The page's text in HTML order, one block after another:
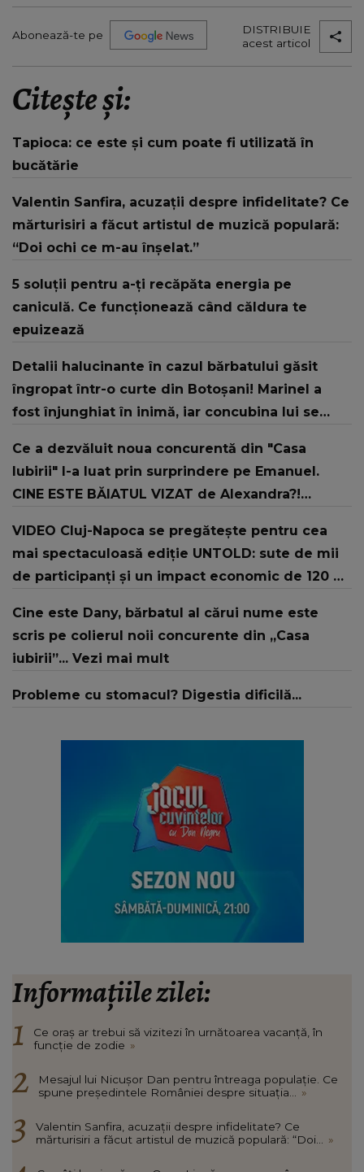
Abonează-te pe
DISTRIBUIE
acest articol
Citește și:
Tapioca: ce este și cum poate fi utilizată în
bucătărie
Valentin Sanfira, acuzații despre infidelitate? Ce
mărturisiri a făcut artistul de muzică populară:
“Doi ochi ce m-au înșelat.”
5 soluții pentru a-ți recăpăta energia pe
caniculă. Ce funcționează când căldura te
epuizează
Detalii halucinante în cazul bărbatului găsit
îngropat într-o curte din Botoșani! Marinel a
fost înjunghiat în inimă, iar concubina lui se
Ce a dezvăluit noua concurentă din "Casa
Iubirii" l-a luat prin surprindere pe Emanuel.
CINE ESTE BĂIATUL VIZAT de Alexandra?!
RECUNOSCUT IMEDIAT: "Am avut..."
VIDEO Cluj-Napoca se pregătește pentru cea
mai spectaculoasă ediție UNTOLD: sute de mii
de participanți și un impact economic de 120 de
Cine este Dany, bărbatul al cărui nume este
scris pe colierul noii concurente din „Casa
iubirii”... Vezi mai mult
Probleme cu stomacul? Digestia dificilă...
Informațiile zilei:
Ce oraș ar trebui să vizitezi în urnătoarea vacanță, în
funcție de zodie »
Mesajul lui Nicușor Dan pentru întreaga populație. Ce
spune președintele României despre situația... »
Valentin Sanfira, acuzații despre infidelitate? Ce
mărturisiri a făcut artistul de muzică populară: “Doi... »